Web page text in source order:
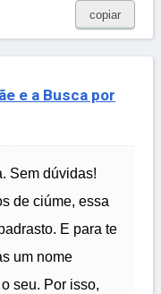
copiar
e a Busca por
Sem dúvidas!
de ciúme, essa
E para te
um nome
seu. Por isso,